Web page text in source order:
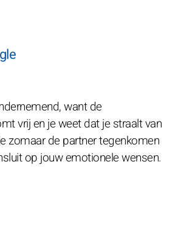
want de
vrij en je weet dat je straalt van
zomaar de partner tegenkomen
op jouw emotionele wensen.